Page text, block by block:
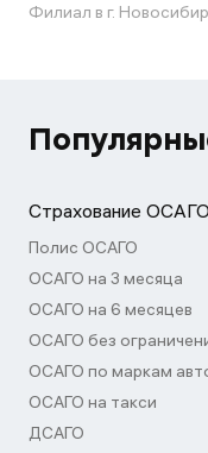
Филиал в г.
Страхование ОСАГО
Полис ОСАГО
ОСАГО на 3 месяца
ОСАГО на 6 месяцев
ОСАГО без
ОСАГО по маркам
ОСАГО на такси
ДСАГО